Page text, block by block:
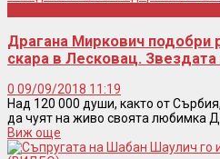
Драгана Миркович подобри
скара в Лесковац.
0 09/09/2018 11:19
Над 120 000 души, както от
да чуят на живо своята любимка
Виж още